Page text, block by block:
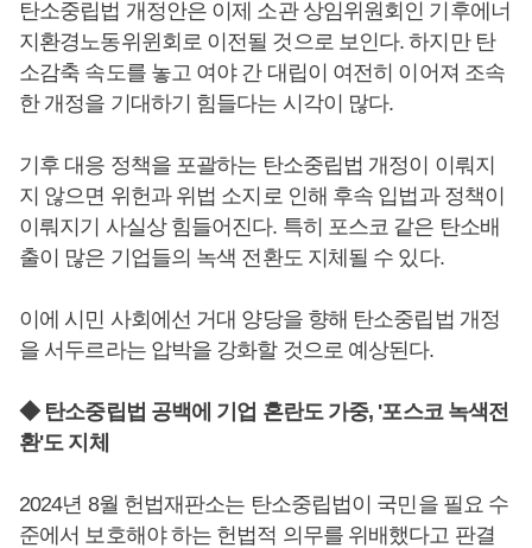
탄소중립법 개정안은 이제 소관 상임위원회인 기후에너
지환경노동위윈회로 이전될 것으로 보인다. 하지만 탄
소감축 속도를 놓고 여야 간 대립이 여전히 이어져 조속
한 개정을 기대하기 힘들다는 시각이 많다.
기후 대응 정책을 포괄하는 탄소중립법 개정이 이뤄지
지 않으면 위헌과 위법 소지로 인해 후속 입법과 정책이
이뤄지기 사실상 힘들어진다. 특히 포스코 같은 탄소배
출이 많은 기업들의 녹색 전환도 지체될 수 있다.
이에 시민 사회에선 거대 양당을 향해 탄소중립법 개정
을 서두르라는 압박을 강화할 것으로 예상된다.
◆ 탄소중립법 공백에 기업 혼란도 가중, '포스코 녹색전
환'도 지체
2024년 8월 헌법재판소는 탄소중립법이 국민을 필요 수
준에서 보호해야 하는 헌법적 의무를 위배했다고 판결